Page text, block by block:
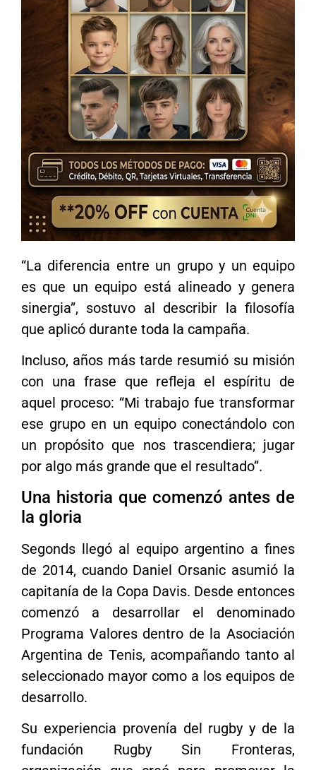
“La diferencia entre un grupo y un equipo
es que un equipo está alineado y genera
sinergia”, sostuvo al describir la filosofía
que aplicó durante toda la campaña.
Incluso, años más tarde resumió su misión
con una frase que refleja el espíritu de
aquel proceso: “Mi trabajo fue transformar
ese grupo en un equipo conectándolo con
un propósito que nos trascendiera; jugar
por algo más grande que el resultado”.
Una historia que comenzó antes de
la gloria
Segonds llegó al equipo argentino a fines
de 2014, cuando Daniel Orsanic asumió la
capitanía de la Copa Davis. Desde entonces
comenzó a desarrollar el denominado
Programa Valores dentro de la Asociación
Argentina de Tenis, acompañando tanto al
seleccionado mayor como a los equipos de
desarrollo.
Su experiencia provenía del rugby y de la
fundación Rugby Sin Fronteras,